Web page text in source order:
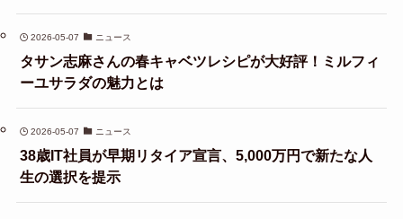
2026-05-07 ニュース
タサン志麻さんの春キャベツレシピが大好評！ミルフィ
ーユサラダの魅力とは
2026-05-07 ニュース
38歳IT社員が早期リタイア宣言、5,000万円で新たな人
生の選択を提示